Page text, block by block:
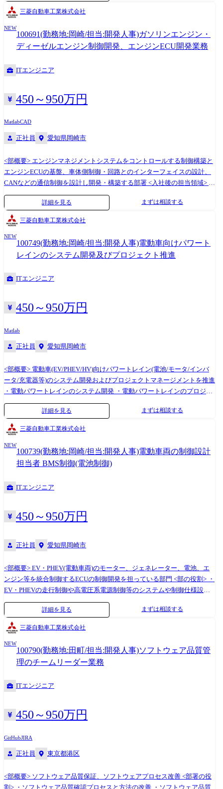
の計画/導入/運用 ・xILS(MILS/SILS/HILS/VILS)の技術開発/運用/試験結
果解析 <入社後の担当領域> 運転支援・自動運転システム開発における性
能実験、またはHILSなどバーチャルテスト環境の開発を担当していただ
きます。 (具体的には、) ・EuroNCAP2029バーチャルテスティングに向
けた技術構築 ・ACC制御のバーチャルテスト環境構築 ・FullAutoParking
置、ステアリング/ペダルロボット、Matlab/Simulink, dSPACE
三菱自動車工業株式会社
NEW
100691(勤務地:岡崎/担当:開発人事)ガソリンエンジン・
ディーゼルエンジン制御開発、エンジンECU開発業務
ITエンジニア
450～950万円
MatlabCAD
正社員 愛知県岡崎市
<部概要> エンジンマネジメントシステムをコントロールする制御構築と
エンジンECUの基盤、車体側制御・回路とのインターフェイスの設計、
CANなどの通信制御を設計し開発・構築する部署 <入社後の担当領域> 新
車開発プロジェクトにおいて、車両/エンジン/システムでの使われ方/要
求に基づきエンジンマネジメントシステムで使用する制御の開発を行
い、車両/エンジンの目標達成に貢献する。 (具体的には) エンジンをコン
トロールする制御(プログラム作成)、エンジンをコントロールするECUの
設計(インターフェイス回路)、車体側との通信制御、協調制御の制御開発
全般 <使用ツール> ・CAD(CATIA) ・MATLAB/Simulink
詳細を見る まずは相談する
三菱自動車工業株式会社
NEW
100749(勤務地:岡崎/担当:開発人事)電動車向けパワート
レインのシステム開発及びプロジェクト推進
ITエンジニア
450～950万円
Matlab
正社員 愛知県岡崎市
<部概要> 電動車(EV/PHEV/HV)向けパワートレイン(電池/モータ/インバ
ータ/充電器等)のシステム開発およびプロジェクトマネージメントを推進
・電動パワートレインのシステム開発 ・電動パワートレインのプロジェ
クト推進 ・電動パワートレインのアライアンス推進 <入社後の担当領域>
ご経験・希望を元に、以下のいずれかの業務からスタートいただきま
す。 ・電動パワートレインのシステム開発の実務リーダーもしくは実務
者 -車両の目標性能から各コンポーネント(電池/モーター/インバータ
ー/充電器等)のハード/ソフトへ性能/機能の割付をするシステム開発の推
進 -動力性能/エネルギーマネジメント/熱マネージメント等のシミュレ
ーション検討 ・電動パワートレインのプロジェクト推進の実務リーダー
ートレインのアライアンス推進の実務リーダーもしくは実務者 ₋アライ
開発ツール(MATLAB、Simulinkなど)
詳細を見る まずは相談する
三菱自動車工業株式会社
NEW
100739(勤務地:岡崎/担当:開発人事)電動車両の制御設計
担当者 BMS制御(電池制御)
ITエンジニア
450～950万円
正社員 愛知県岡崎市
<部概要> EV・PHEV(電動車両)のモーター、ジェネレーター、電池、エ
ンジン等を統合制御するECUの制御開発を担っている部門 <部の役割> ・
EV・PHEVの走行制御や高電圧系電源制御等のシステムや制御仕様設計
・モデルベースによる制御開発 ・EV・PHEV-ECUやBMU(バッテリーコ
ントロールモジュール)ハードウェア設計 ・EV・PHEV-ECUやBMUの故
障診断およびサービス機能設計 ・モーターや電池の制御 <入社後の担当
領域> ・EV・PHEV-ECUやBMU(バッテリーコントロールモジュール)ハ
ードウェア設計 ・EV・PHEV-ECUやBMUの故障診断およびサービス機能
設計 ・モーターや電池の制御
詳細を見る まずは相談する
三菱自動車工業株式会社
NEW
100790(勤務地:田町/担当:開発人事)ソフトウェア品質管
理のチームリーダー業務
ITエンジニア
450～950万円
GitHubJIRA
正社員 東京都港区
<部概要> ソフトウェア品質保証、ソフトウェアプロセス改善 <部署の役
割> ・ソフトウェア品質確認プロセスと方法の改善 ・ソフトウェア品質